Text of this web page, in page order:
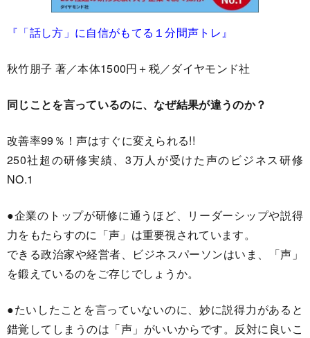
『「話し方」に自信がもてる１分間声トレ』
秋竹朋子 著／本体1500円＋税／ダイヤモンド社
同じことを言っているのに、なぜ結果が違うのか？
改善率99％！声はすぐに変えられる!!
250社超の研修実績、3万人が受けた声のビジネス研修
NO.1
●企業のトップが研修に通うほど、リーダーシップや説得
力をもたらすのに「声」は重要視されています。
できる政治家や経営者、ビジネスパーソンはいま、「声」
を鍛えているのをご存じでしょうか。
●たいしたことを言っていないのに、妙に説得力があると
錯覚してしまうのは「声」がいいからです。反対に良いこ